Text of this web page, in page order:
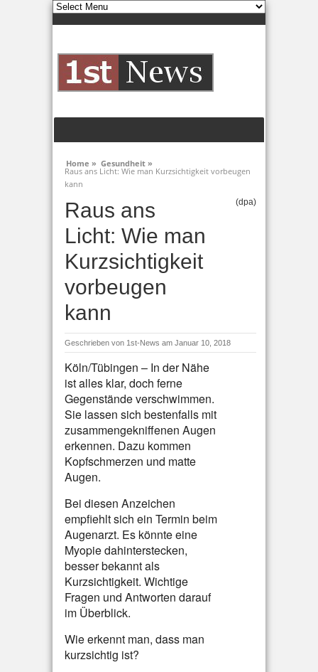
Home » Gesundheit »
Raus ans Licht: Wie man Kurzsichtigkeit vorbeugen
kann
Raus ans
Licht: Wie man
Kurzsichtigkeit
vorbeugen
kann
(dpa)
Geschrieben von 1st-News am Januar 10, 2018
Köln/Tübingen – In der Nähe
ist alles klar, doch ferne
Gegenstände verschwimmen.
Sie lassen sich bestenfalls mit
zusammengekniffenen Augen
erkennen. Dazu kommen
Kopfschmerzen und matte
Augen.
Bei diesen Anzeichen
empfiehlt sich ein Termin beim
Augenarzt. Es könnte eine
Myopie dahinterstecken,
besser bekannt als
Kurzsichtigkeit. Wichtige
Fragen und Antworten darauf
im Überblick.
Wie erkennt man, dass man
kurzsichtig ist?